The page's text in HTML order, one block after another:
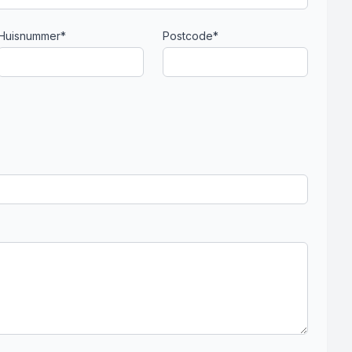
Postcode*